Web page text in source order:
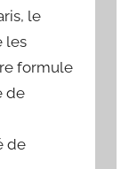
le
les
formule
de
de